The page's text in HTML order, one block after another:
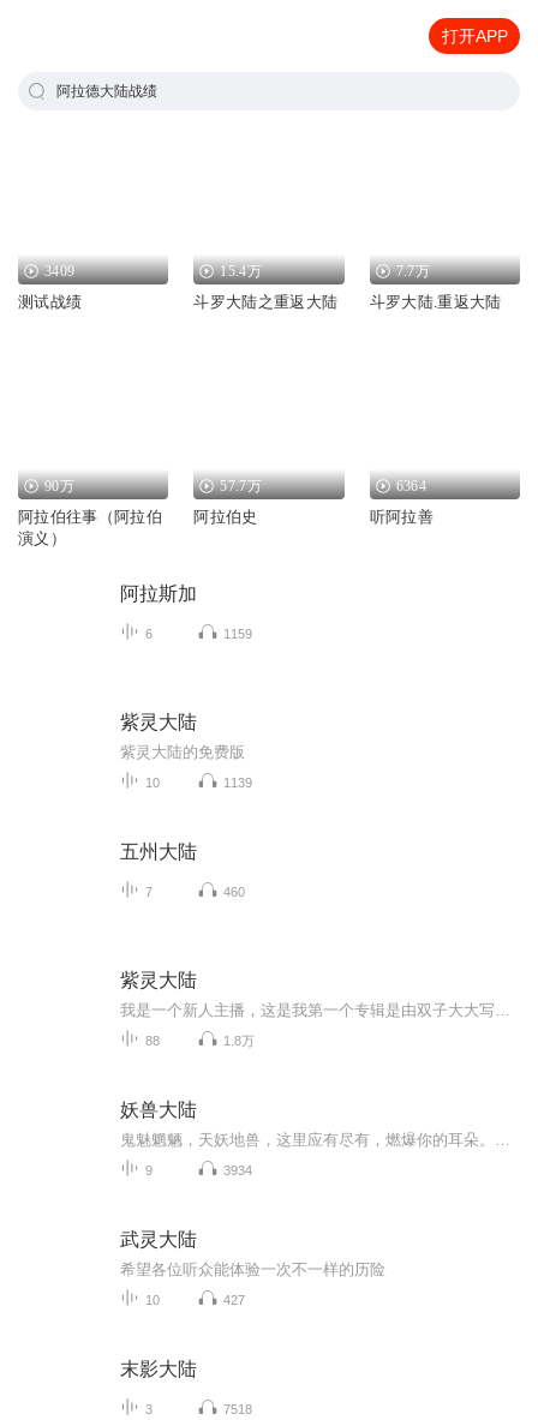
打开APP
阿拉德大陆战绩
3409
测试战绩
15.4万
斗罗大陆之重返大陆
7.7万
斗罗大陆.重返大陆
90万
阿拉伯往事（阿拉伯
演义）
57.7万
阿拉伯史
6364
听阿拉善
阿拉斯加
6 1159
紫灵大陆
紫灵大陆的免费版
10 1139
五州大陆
7 460
紫灵大陆
88 1.8万
妖兽大陆
9 3934
武灵大陆
希望各位听众能体验一次不一样的历险
10 427
末影大陆
3 7518